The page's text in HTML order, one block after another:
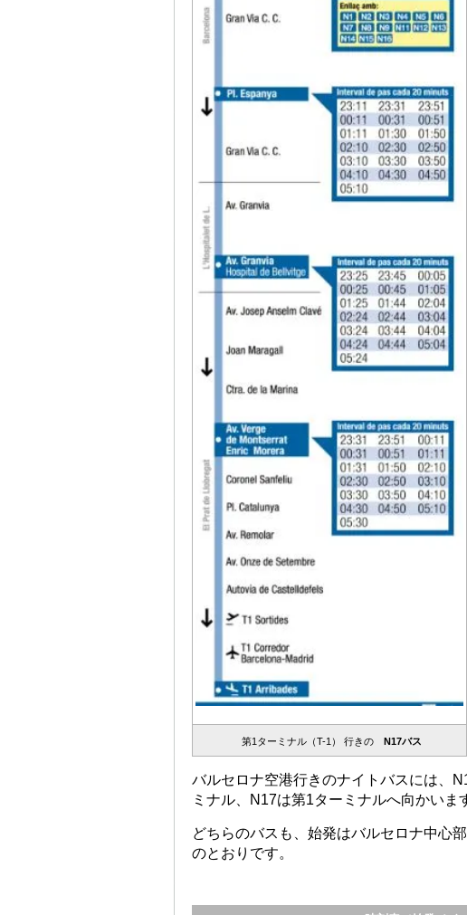
第1ターミナル（T-1） 行きの N17バス
バルセロナ空港行きのナイトバスには、
ミナル、N17は第1ターミナルへ向かいま
どちらのバスも、始発はバルセロナ中心
のとおりです。